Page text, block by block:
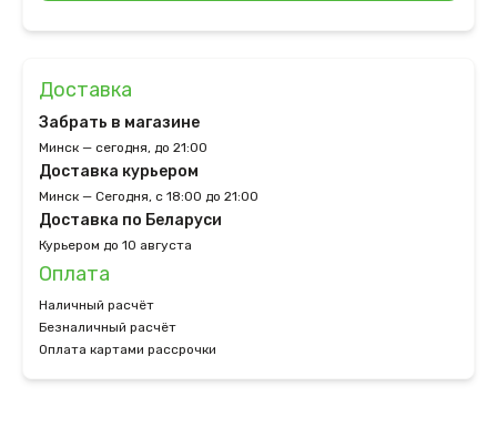
Доставка
Забрать в магазине
Минск — сегодня, до 21:00
Доставка курьером
Минск — Сегодня, с 18:00 до 21:00
Доставка по Беларуси
Курьером до 10 августа
Оплата
Наличный расчёт
Безналичный расчёт
Оплата картами рассрочки